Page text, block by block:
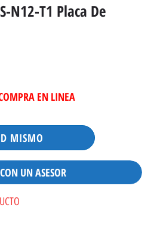
N12-T1 Placa De
EN LINEA
MISMO
UN ASESOR